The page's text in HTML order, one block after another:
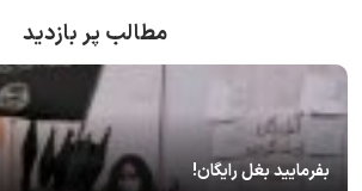
مطالب پر بازدید
بفرمایید بغل رایگان!